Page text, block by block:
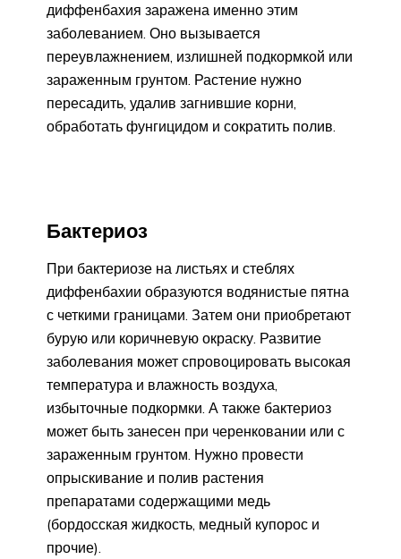
диффенбахия заражена именно этим
заболеванием. Оно вызывается
переувлажнением, излишней подкормкой или
зараженным грунтом. Растение нужно
пересадить, удалив загнившие корни,
обработать фунгицидом и сократить полив.
Бактериоз
При бактериозе на листьях и стеблях
диффенбахии образуются водянистые пятна
с четкими границами. Затем они приобретают
бурую или коричневую окраску. Развитие
заболевания может спровоцировать высокая
температура и влажность воздуха,
избыточные подкормки. А также бактериоз
может быть занесен при черенковании или с
зараженным грунтом. Нужно провести
опрыскивание и полив растения
препаратами содержащими медь
(бордосская жидкость, медный купорос и
прочие).